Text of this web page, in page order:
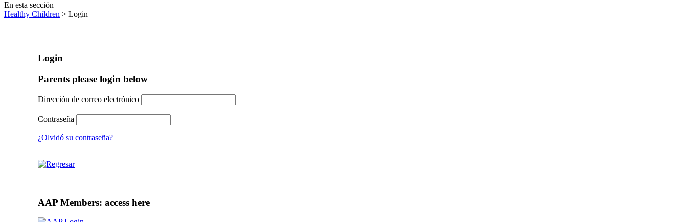
En esta sección
Healthy Children > Login
Login
Parents please login below
Dirección de correo electrónico
Contraseña
¿Olvidó su contraseña?
AAP Members: access here